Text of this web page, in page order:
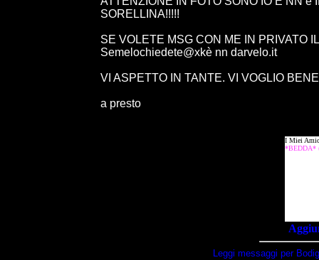
SORELLINA!!!!!
SE VOLETE MSG CON ME IN PRIVATO
Semelochiedete@xkè nn darvelo.it
VI ASPETTO IN TANTE. VI VOGLIO
a presto
Leggi messaggi per